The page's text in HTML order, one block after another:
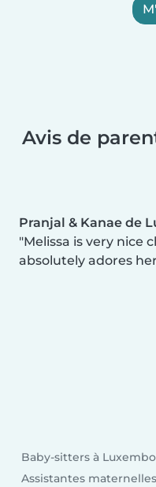
Avis de
Pranjal & Kanae de
Melissa is very nice
absolutely adores
Baby-sitters à
Assistantes